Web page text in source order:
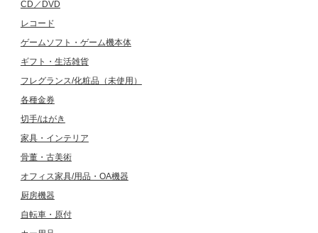
CD／DVD
レコード
ゲームソフト・ゲーム機本体
ギフト・生活雑貨
フレグランス/化粧品（未使用）
各種金券
切手/はがき
家具・インテリア
骨董・古美術
オフィス家具/用品・OA機器
厨房機器
自転車・原付